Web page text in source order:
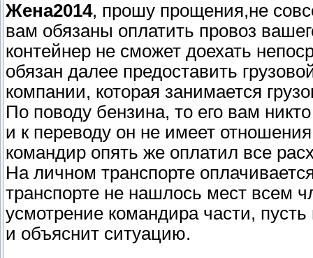
Жена2014, прошу прощения,не
вам обязаны оплатить провоз
контейнер не сможет доехать
обязан далее предоставить
компании, которая занимается
По поводу бензина, то его вам
и к переводу он не имеет
командир опять же оплатил все
На личном транспорте
транспорте не нашлось мест всем
усмотрение командира части,
и объяснит ситуацию.